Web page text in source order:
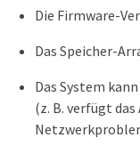
Die Firmware-
Das Speicher-
Das System
(z. B. verfügt